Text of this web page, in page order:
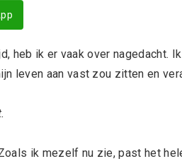
heb ik er vaak over nagedacht.
leven aan vast zou zitten en
ik mezelf nu zie, past het